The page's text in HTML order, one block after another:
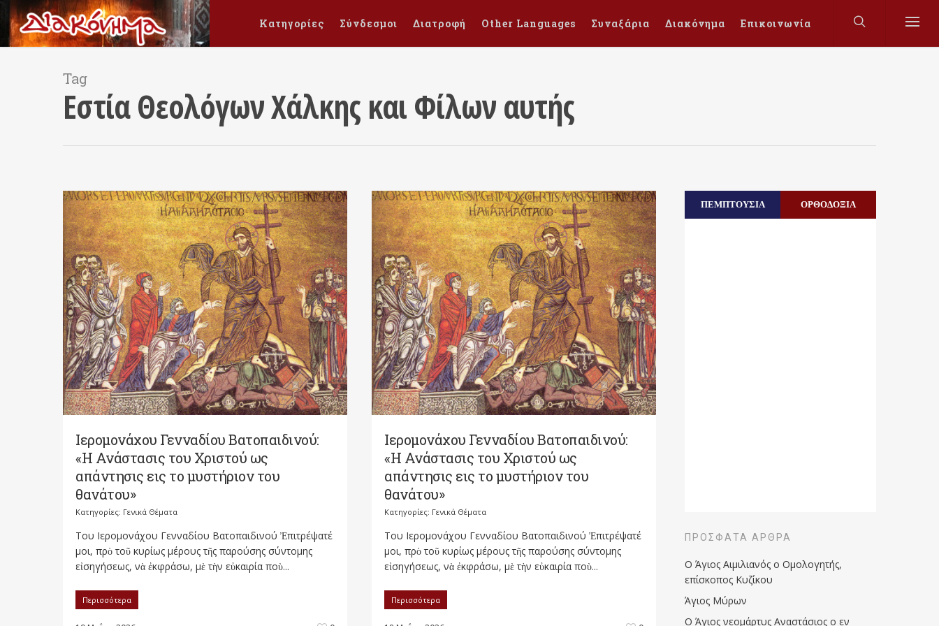
Κατηγορίες Σύνδεσμοι Διατροφή Other Languages Συναξάρια Διακόνημα Επικοινωνία
Tag
Εστία Θεολόγων Χάλκης και Φίλων αυτής
Ιερομονάχου Γενναδίου Βατοπαιδινού:
«Η Ανάστασις του Χριστού ως
απάντησις εις το μυστήριον του
θανάτου»
Κατηγορίες: Γενικά Θέματα
Του Ιερομονάχου Γενναδίου Βατοπαιδινού Ἐπιτρέψατέ
μοι, πρὸ τοῦ κυρίως μέρους τῆς παρούσης σύντομης
εἰσηγήσεως, νὰ ἐκφράσω, μὲ τὴν εὐκαιρία ποὺ...
Περισσότερα
Ιερομονάχου Γενναδίου Βατοπαιδινού:
«Η Ανάστασις του Χριστού ως
απάντησις εις το μυστήριον του
θανάτου»
Κατηγορίες: Γενικά Θέματα
Του Ιερομονάχου Γενναδίου Βατοπαιδινού Ἐπιτρέψατέ
μοι, πρὸ τοῦ κυρίως μέρους τῆς παρούσης σύντομης
εἰσηγήσεως, νὰ ἐκφράσω, μὲ τὴν εὐκαιρία ποὺ...
Περισσότερα
ΠΕΜΠΤΟΥΣΙΑ ΟΡΘΟΔΟΞΙΑ
ΠΡΌΣΦΑΤΑ ΆΡΘΡΑ
Ο Άγιος Αιμιλιανός ο Ομολογητής,
επίσκοπος Κυζίκου
Άγιος Μύρων
Ο Άγιος νεομάρτυς Αναστάσιος ο εν